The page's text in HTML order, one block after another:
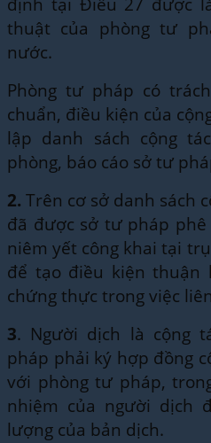
thuật của phòng tư
nước.
Phòng tư pháp có
chuẩn, điều kiện của
lập danh sách cộng
phòng, báo cáo sở tư
2. Trên cơ sở danh sách
đã được sở tư pháp
niêm yết công khai tại
để tạo điều kiện thuận
chứng thực trong việc
3. Người dịch là cộng
pháp phải ký hợp đồng
với phòng tư pháp,
nhiệm của người dịch
lượng của bản dịch.